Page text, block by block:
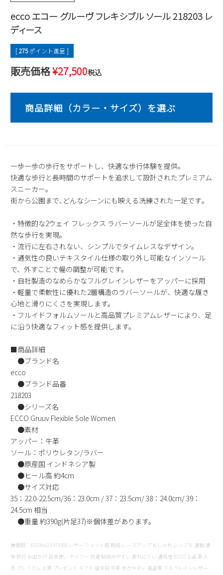
new balance
puma
GAP
new balance
瞬足
ショルダーバッグ
財布
お問い合わせ
休業日 お問い合わせ窓口休業日
2026 年8月
2
3 5 6 7
9
10 11 12 13 14
15
16
23
24 25 26 27 28
29
30
2026 年9月
日 月 火 水 木 金
土
1
2
6
7 8 9 10 11
12
13
14 15 16 17 18
19
20
21 22 23
27
28 29 30
新規会員登録
会社概要
プライバシーポリシー
特定商取引法に基づく表示
お問い合わせ
ecco エコー グルーヴ フレキシブル ソール 218203 レ
ディース
[275ポイント進呈 ]
販売価格¥27,500税込
一歩一歩の歩行をサポートし、快適な歩行体験を提供。
快適な歩行と長時間のサポートを追求して設計されたプレミアム
スニーカー｡
街から公園まで､どんなシーンにも映える洗練された一足です｡
・特徴的な2ウェイ フレックス ラバーソールが足全体を使った自
然な歩行を実現。
・流行に左右されない、シンプルでタイムレスなデザイン。
・通気性の良いテキスタイル仕様の取り外し可能なインソール
で、外すことで幅の調整が可能です。
・自社製造のなめらかなフルグレインレザーをアッパーに採用
・軽量で柔軟性に優れた2層構造のラバーソールが、快適な履き
心地と滑りにくさを実現します。
・フルイドフォルムソールと高品質プレミアムレザーにより、足
に沿う快適なフィット感を提供します。
■商品詳細
●ブランド名
ecco
●ブランド品番
218203
●シリーズ名
ECCO Gruuv Flexible Sole Women
●素材
アッパー：牛革
ソール：ポリウレタン/ラバー
●原産国 インドネシア製
●ヒール高 約4cm
●サイズ対応
35：22.0-22.5cm/36：23.0cm / 37：23.5cm/ 38：24.0cm/ 39：
24.5cm 相当
●重量 約390g(片足37)※個体差があります。
検索用：#2026ss13 474306 レザー フィット感 靴紐 レースアップ おしゃれ シンプル 通勤 通
学 旅行 お出かけ 日常使い デイリー 快適 馴染みやすい 疲れにくい 通気性 ECCO 上品 革 人
気 プレミアム 上質 プレゼント ギフト 誕生日 牛革 歩きやすい 高品質 フルクレインレザー